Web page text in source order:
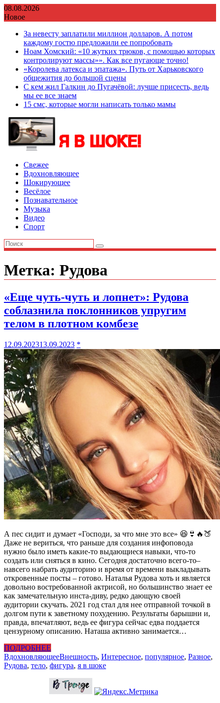
Перейти
к
08.08.2026
Новое
За невесту заплатили миллион долларов. А потом
каждому гостю предложили ее попробовать
Ноам Хомский: «10 жутких трюков, с помощью которых
контролируют массы»». Как все пугающе точно!
«Королева латекса и эпатажа». Путь от Харьковского
общежития до большой сцены
С кем жил Галкин до Пугачёвой: лучше присесть, ведь
мы ее все знаем
15 смс, которые могли написать только мамы
Свежее
Вдохновляющее
Шокирующее
Весёлое
Познавательное
Музыка
Видео
Спорт
Метка: Рудова
«Еще чуть-чуть и лопнет»: Рудова
соблазнила поклонников упругим
телом в плотном комбезе
12.09.202313.09.2023 *
А пес сидит и думает «Господи, за что мне это все» 😆👙🔥🍑
Даже не вериться, что раньше для создания инфоповода
нужно было иметь какие-то выдающиеся навыки, что-то
создать или сняться в кино. Сегодня достаточно всего-то–
навсего набрать аудиторию и время от времени выкладывать
откровенные посты – готово. Наталья Рудова хоть и является
довольно востребованной актрисой, но большинство знает ее
как замечательную инста-диву, редко дающую своей
аудитории скучать. 2021 год стал для нее отправной точкой в
долгом пути к заветному похудению. Результаты барышни и,
правда, впечатляют, ведь ее фигура сейчас едва поддается
цензурному описанию. Наташа активно занимается…
ПОДРОБНЕЕ
ВдохновляющееВнешность, Интересное, популярное, Разное,
Рудова, тело, фигура, я в шоке